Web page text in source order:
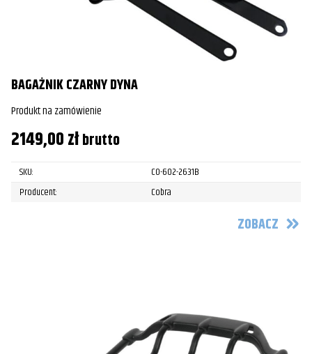
BAGAŻNIK CZARNY DYNA
Produkt na zamówienie
2149,00złbrutto
SKU:
CO-602-2631B
Producent:
Cobra
ZOBACZ